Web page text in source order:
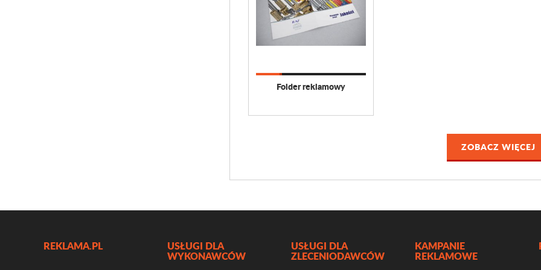
Folder reklamowy
ZOBACZ WIĘCEJ
REKLAMA.PL USŁUGI DLA
WYKONAWCÓW
USŁUGI DLA
ZLECENIODAWCÓW
KAMPANIE
REKLAMOWE